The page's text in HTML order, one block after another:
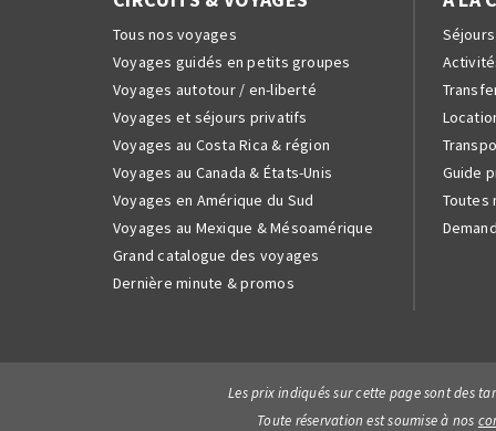
Tous nos voyages
Voyages guidés en petits groupes
Voyages autotour / en-liberté
Voyages et séjours privatifs
Voyages au Costa Rica & région
Voyages au Canada & États-Unis
Voyages en Amérique du Sud
Voyages au Mexique & Mésoamérique
Grand catalogue des voyages
Dernière minute & promos
Guide
Toutes
Les prix indiqués sur cette page sont des
Toute réservation est soumise à nos